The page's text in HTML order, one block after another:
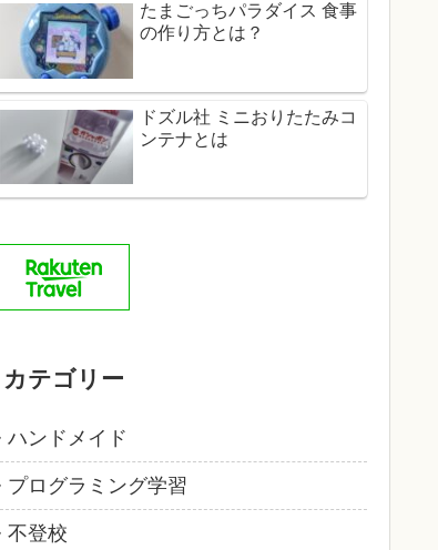
たまごっちパラダイス 食事
の作り方とは？
ドズル社 ミニおりたたみコ
ンテナとは
カテゴリー
ハンドメイド
プログラミング学習
不登校